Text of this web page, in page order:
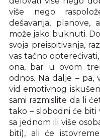
više nego
dešavanja, planove,
može jako buknuti.
svoja preispitivanja,
vas tačno
ona, bar u ovom
odnos. Na dalje – pa,
vid emotivnog
sami razmislite da li
tako – slobodni će biti
sa jednom ili više
biti), ali će